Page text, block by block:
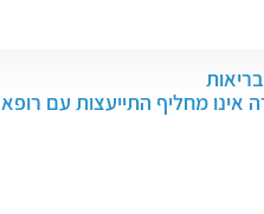
אינו מחליף התייעצות עם רופא